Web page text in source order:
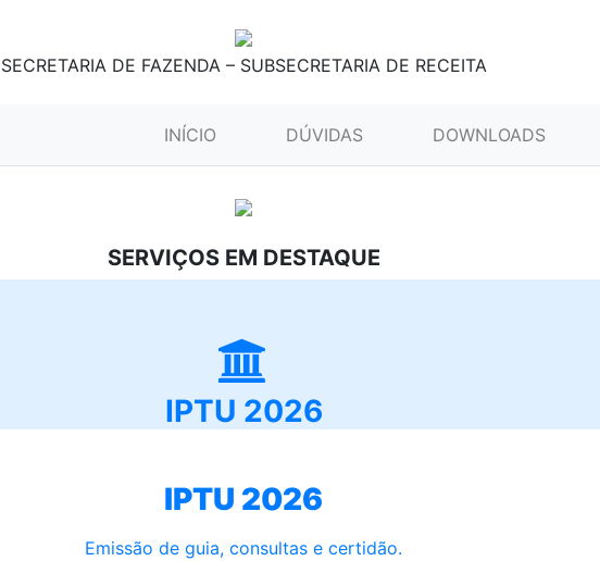
SECRETARIA DE FAZENDA – SUBSECRETARIA DE RECEITA
INÍCIO (CURRENT)DÚVIDAS DOWNLOADS
SERVIÇOS EM DESTAQUE
IPTU 2026
IPTU 2026
Emissão de guia, consultas e certidão.